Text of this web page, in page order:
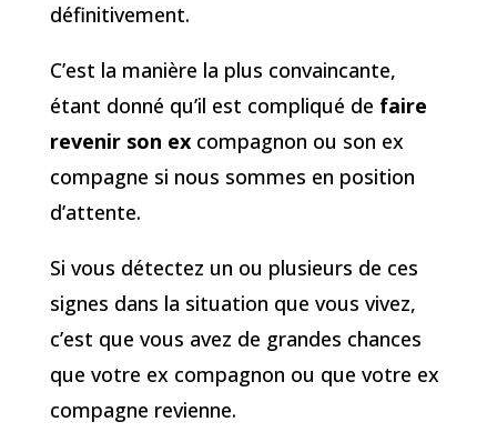
définitivement.
C’est la manière la plus convaincante,
étant donné qu’il est compliqué de faire
revenir son excompagnon ou son ex
compagne si nous sommes en position
d’attente.
Si vous détectez un ou plusieurs de ces
signes dans la situation que vous vivez,
c’est que vous avez de grandes chances
que votre ex compagnon ou que votre ex
compagne revienne.